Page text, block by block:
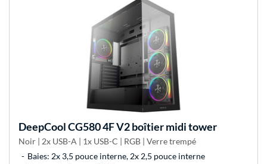
DeepCoolCG580 4F V2 boîtier midi tower
Noir | 2x USB-A | 1x USB-C | RGB | Verre trempé
Baies: 2x 3,5 pouce interne, 2x 2,5 pouce interne